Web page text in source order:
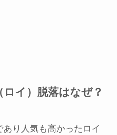
イ）脱落はなぜ？
り人気も高かったロイ